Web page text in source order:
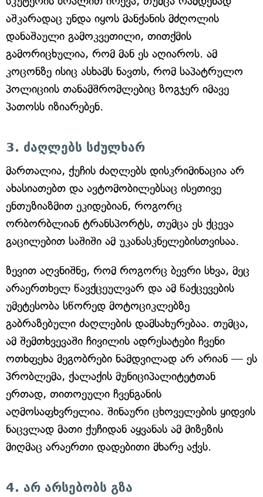
აშკარადაც უნდა იყოს მანქანის მძღოლის
დანაშაული გამოკვეთილი, თითქმის
გამორიცხულია, რომ მან ეს აღიაროს. ამ
კოცონზე ისიც ასხამს ნავთს, რომ საპატრულო
პოლიციის თანამშრომლებიც ზოგჯერ იმავე
პათოსს იზიარებენ.
3. ძაღლებს სძულხარ
მართალია, ქუჩის ძაღლებს დისკრიმინაცია არ
ახასიათებთ და ავტომობილებსაც ისეთივე
ენთუზიაზმით ეკიდებიან, როგორც
ორბორბლიან ტრანსპორტს, თუმცა ეს ქცევა
გაცილებით საშიში ამ უკანასკნელებისთვისაა.
ზევით აღვნიშნე, რომ როგორც ბევრი სხვა, მეც
არაერთხელ წავქცეულვარ და ამ წაქცევების
უმეტესობა სწორედ მოტოციკლებზე
გაბრაზებული ძაღლების დამსახურებაა. თუმცა,
ამ შემთხვევაში ჩივილის ადრესატები ჩვენი
ოთხფეხა მეგობრები ნამდვილად არ არიან — ეს
პრობლემა, ქალაქის მუნიციპალიტეტთან
ერთად, თითოეული ჩვენგანის
აღმოსაფხვრელია. შინაური ცხოველების ყიდვის
ნაცვლად მათი ქუჩიდან აყვანას ამ მიზეზის
მიღმაც არაერთი დადებითი მხარე აქვს.
4. არ არსებობს გზა